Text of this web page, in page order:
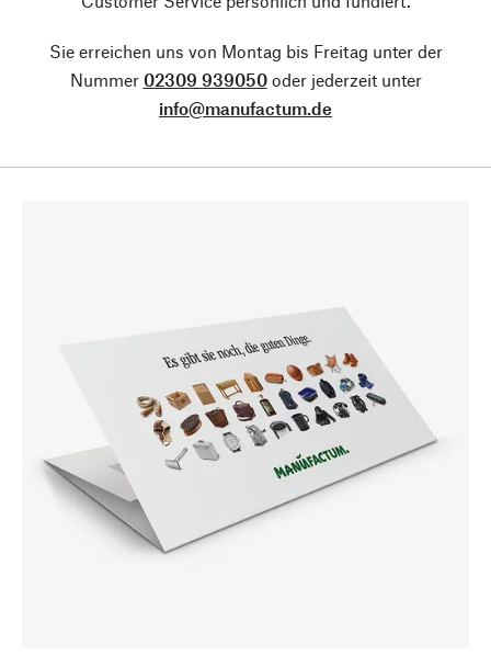
Sie erreichen uns von Montag bis Freitag unter der
Nummer 02309 939050oder jederzeit unter
info@manufactum.de